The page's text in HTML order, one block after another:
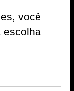
você
escolha